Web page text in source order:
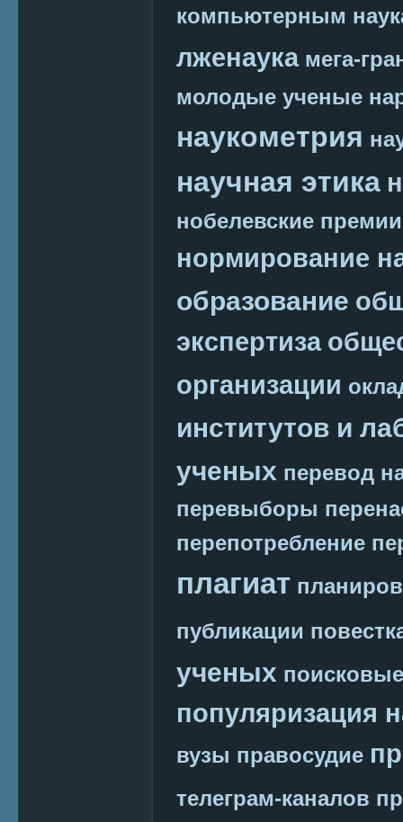
компьютерным
лженаука мега-
молодые ученые
наукометрия
научная этика
нобелевские премии
нормирование
образование
экспертиза
организации
институтов и
ученых перевод
перевыборы
перепотребление
плагиат
публикации
ученых
популяризация
вузы правосудие
телеграм-каналов